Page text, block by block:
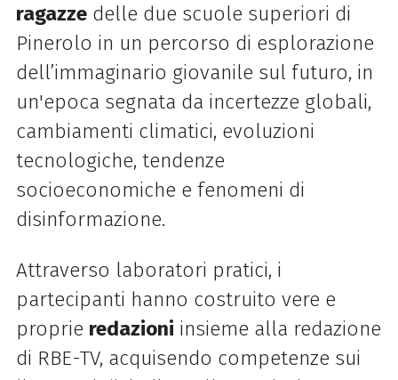
ragazzedelle due scuole superiori di
Pinerolo in un percorso di esplorazione
dell’immaginario giovanile sul futuro, in
un'epoca segnata da incertezze globali,
cambiamenti climatici, evoluzioni
tecnologiche, tendenze
socioeconomiche e fenomeni di
disinformazione.
Attraverso laboratori pratici, i
partecipanti hanno costruito vere e
proprie redazioni insieme alla redazione
di RBE-TV, acquisendo competenze sui